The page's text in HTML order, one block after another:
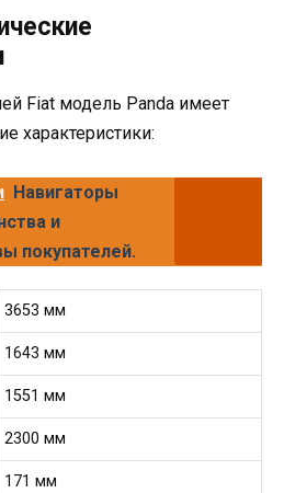
Fiat модель Panda имеет
характеристики:
Навигаторы
и
покупателей.
3653 мм
1643 мм
1551 мм
2300 мм
171 мм